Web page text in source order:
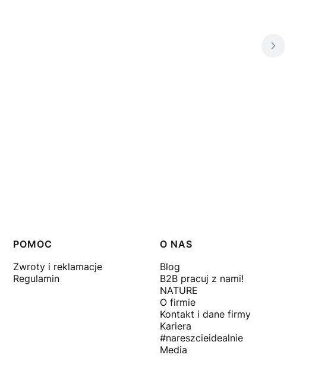
POMOC
Zwroty i reklamacje
Regulamin
O NAS
Blog
B2B pracuj z nami!
NATURE
O firmie
Kontakt i dane firmy
Kariera
#nareszcieidealnie
Media